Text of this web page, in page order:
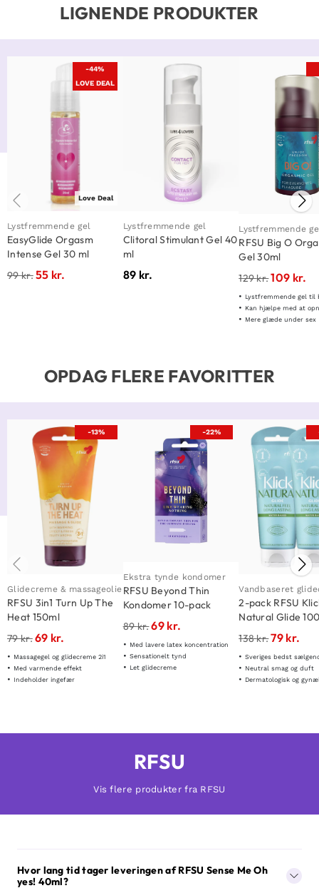
LIGNENDE PRODUKTER
-44%
LOVE DEAL
Love Deal
Lystfremmende gel
EasyGlide Orgasm
Intense Gel 30 ml
99kr.55 kr.
Lystfremmende gel
Clitoral Stimulant Gel 40
ml
89 kr.
Lystfremmende
RFSU Big O
Gel 30ml
129kr.109 kr.
Lystfremmende gel til både
Kan hjælpe med at opnå
Mere glæde under sex
OPDAG FLERE FAVORITTER
-13%
Glidecreme & massageolie
RFSU 3in1 Turn Up The
Heat 150ml
79kr.69 kr.
Massagegel og glidecreme 2i1
Med varmende effekt
Indeholder ingefær
-22%
Ekstra tynde kondomer
RFSU Beyond Thin
Kondomer 10-pack
89kr.69 kr.
Med lavere latex koncentration
Sensationelt tynd
Let glidecreme
Vandbaseret
2-pack RFSU
Natural Glide
138kr.79 kr.
Sveriges bedst sælgende
Neutral smag og duft
Dermatologisk og
RFSU
Vis flere produkter fra RFSU
Hvor lang tid tager leveringen af RFSU Sense Me Oh
yes! 40ml?